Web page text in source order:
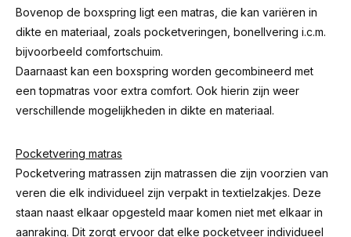
Bovenop de boxspring ligt een matras, die kan variëren in
dikte en materiaal, zoals pocketveringen, bonellvering i.c.m.
bijvoorbeeld comfortschuim.
Daarnaast kan een boxspring worden gecombineerd met
een topmatras voor extra comfort. Ook hierin zijn weer
verschillende mogelijkheden in dikte en materiaal.
Pocketvering matras
Pocketvering matrassen zijn matrassen die zijn voorzien van
veren die elk individueel zijn verpakt in textielzakjes. Deze
staan naast elkaar opgesteld maar komen niet met elkaar in
aanraking. Dit zorgt ervoor dat elke pocketveer individueel